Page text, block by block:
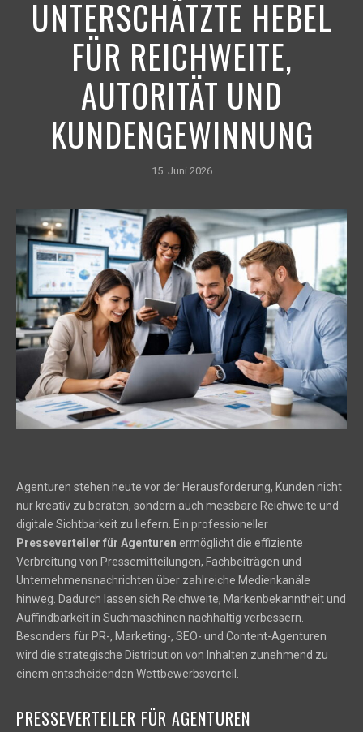
UNTERSCHÄTZTE HEBEL
FÜR REICHWEITE,
AUTORITÄT UND
KUNDENGEWINNUNG
15. Juni 2026
Agenturen stehen heute vor der Herausforderung, Kunden nicht
nur kreativ zu beraten, sondern auch messbare Reichweite und
digitale Sichtbarkeit zu liefern. Ein professioneller
Presseverteiler für Agenturen ermöglicht die effiziente
Verbreitung von Pressemitteilungen, Fachbeiträgen und
Unternehmensnachrichten über zahlreiche Medienkanäle
hinweg. Dadurch lassen sich Reichweite, Markenbekanntheit und
Auffindbarkeit in Suchmaschinen nachhaltig verbessern.
Besonders für PR-, Marketing-, SEO- und Content-Agenturen
wird die strategische Distribution von Inhalten zunehmend zu
einem entscheidenden Wettbewerbsvorteil.
PRESSEVERTEILER FÜR AGENTUREN